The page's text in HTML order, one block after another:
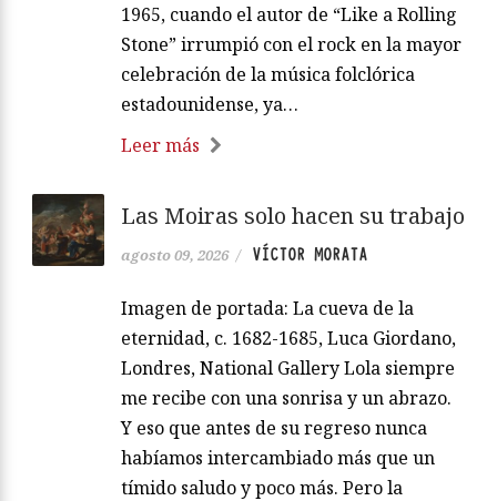
1965, cuando el autor de “Like a Rolling
Stone” irrumpió con el rock en la mayor
celebración de la música folclórica
estadounidense, ya…
Leer más
Las Moiras solo hacen su trabajo
agosto 09, 2026 / VÍCTOR MORATA
Imagen de portada: La cueva de la
eternidad, c. 1682-1685, Luca Giordano,
Londres, National Gallery Lola siempre
me recibe con una sonrisa y un abrazo.
Y eso que antes de su regreso nunca
habíamos intercambiado más que un
tímido saludo y poco más. Pero la